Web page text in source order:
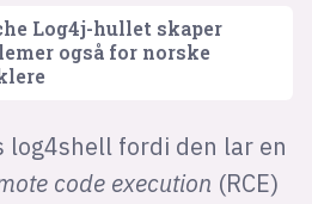
Log4j-hullet skaper
også for norske
log4shell fordi den lar en
code execution (RCE)